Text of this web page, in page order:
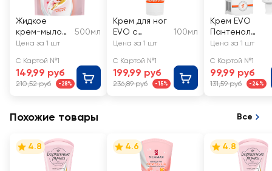
Жидкое
крем-мыло
БАРХАТНЫЕ
Интенсивное
питание
500мл
Цена за 1 шт
С Картой №1
149,99 руб
210,52 руб -28%
Крем для ног
EVO с
мочевиной
100мл
Цена за 1 шт
С Картой №1
199,99 руб
236,89 руб -15%
Крем EVO
Пантенол
Цена за 1 шт
С Картой №1
99,99 руб
131,59 руб -24%
Похожие товары Все
4.8 4.6 4.8